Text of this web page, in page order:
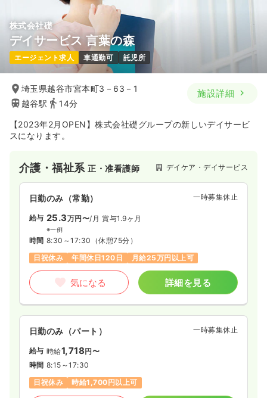
オペ室(手術室)正看護師
2交代（常勤） 一時募集休止
給与 26.6万円〜 /月 賞与4.46ヶ月
※一例
時間 8:00～16:10
4週8休以上
オンコールあり
第二新卒可
月給26万円以上可
気になる
救急外来 正看護師 大学病院
2交代（常勤）
※経験6年の例
時間 8:30～20:45（休憩90分）
4週8休以上
第二新卒可 月給27万円以上可
気になる 詳細を見る
透析 正看護師
2交代（常勤）
株式会社礎
デイサービス 言葉の森
エージェント求人 車通勤可 託児所
埼玉県越谷市宮本町3－63－1
越谷駅
14分
施設詳細
【2023年2月OPEN】株式会社礎グループの新しいデイサービ
スになります。
介護・福祉系正・准看護師 デイケア・デイサービス
日勤のみ（常勤） 一時募集休止
給与 25.3万円〜/月 賞与1.9ヶ月
※一例
時間 8:30～17:30 （休憩75分）
日祝休み
年間休日120日 月給25万円以上可
気になる 詳細を見る
日勤のみ（パート） 一時募集休止
給与 時給1,718円〜
時間 8:15～17:30
日祝休み
時給1,700円以上可